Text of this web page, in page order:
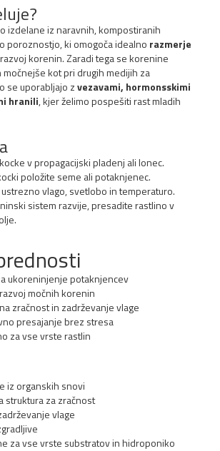
izdelane iz naravnih, kompostiranih
poroznostjo, ki omogoča idealno razmerje
korenin. Zaradi tega se korenine
kot pri drugih medijih za
se uporabljajo zvezavami, hormonsskimi
hranili, kjer želimo pospešiti rast mladih
v propagacijski pladenj ali lonec.
položite seme ali potaknjenec.
vlago, svetlobo in temperaturo.
sistem razvije, presadite rastlino v
ukoreninjenje potaknjencev
močnih korenin
zračnost in zadrževanje vlage
presajanje brez stresa
za vse vrste rastlin
iz organskih snovi
struktura za zračnost
vlage
za vse vrste substratov in hidroponiko